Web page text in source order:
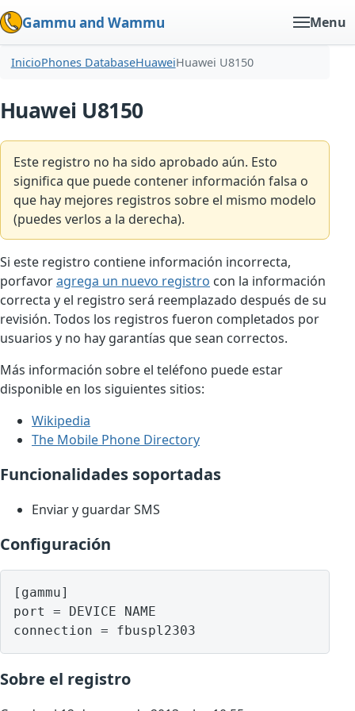
Gammu and Wammu Menu
InicioPhones DatabaseHuaweiHuawei U8150
Huawei U8150
Este registro no ha sido aprobado aún. Esto
significa que puede contener información falsa o
que hay mejores registros sobre el mismo modelo
(puedes verlos a la derecha).
Si este registro contiene información incorrecta,
porfavoragrega un nuevo registro con la información
correcta y el registro será reemplazado después de su
revisión. Todos los registros fueron completados por
usuarios y no hay garantías que sean correctos.
Más información sobre el teléfono puede estar
disponible en los siguientes sitios:
Wikipedia
The Mobile Phone Directory
Funcionalidades soportadas
Enviar y guardar SMS
Configuración
[gammu]
port = DEVICE NAME
Sobre el registro